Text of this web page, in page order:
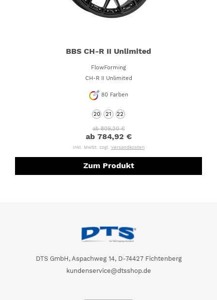
BBS CH-R II Unlimited
FlowForming
CH-R II Unlimited
80Farben
20 21 22
ab 809,20 €
ab 784,92 €
inkl. MwSt. zzgl. Versandkosten
Zum Produkt
DTS GmbH, Aspachweg 14, D-74427 Fichtenberg
kundenservice@dtsshop.de